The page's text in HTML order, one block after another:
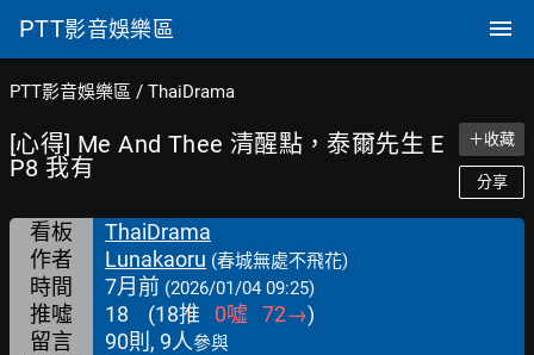
PTT影音娛樂區
PTT影音娛樂區 / ThaiDrama
[心得] Me And Thee 清醒點，泰爾先生 E
P8 我有
＋收藏
分享
看板
ThaiDrama
作者
Lunakaoru (春城無處不飛花)
時間 7月前 (2026/01/04 09:25)
推噓 18 (18推 0噓 72→)
留言
90則, 9人參與